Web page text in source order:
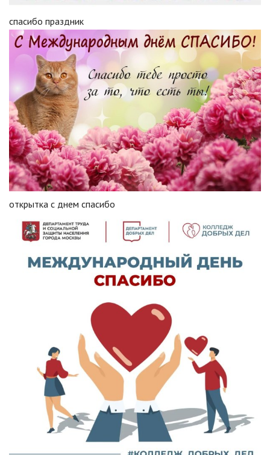
спасибо праздник
открытка с днем спасибо